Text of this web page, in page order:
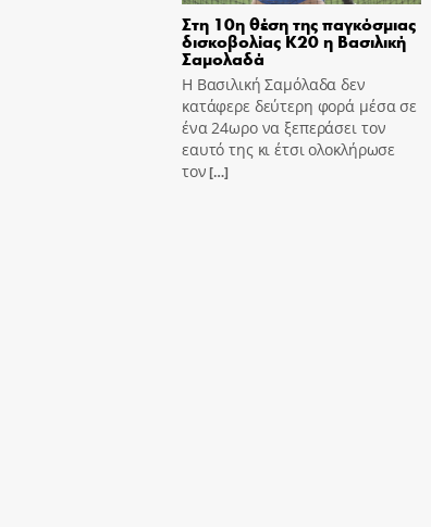
Στη 10η θέση της παγκόσμιας
δισκοβολίας Κ20 η Βασιλική
Σαμολαδά
Η Βασιλική Σαμόλαδα δεν
κατάφερε δεύτερη φορά μέσα σε
ένα 24ωρο να ξεπεράσει τον
εαυτό της κι έτσι ολοκλήρωσε
τον[…]